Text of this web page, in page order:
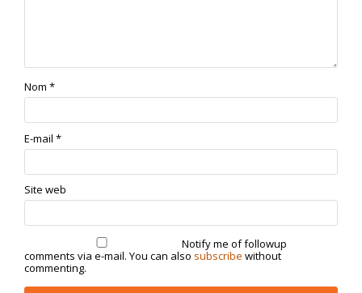
Nom *
E-mail *
Site web
Notify me of followup
comments via e-mail. You can also subscribe without
commenting.